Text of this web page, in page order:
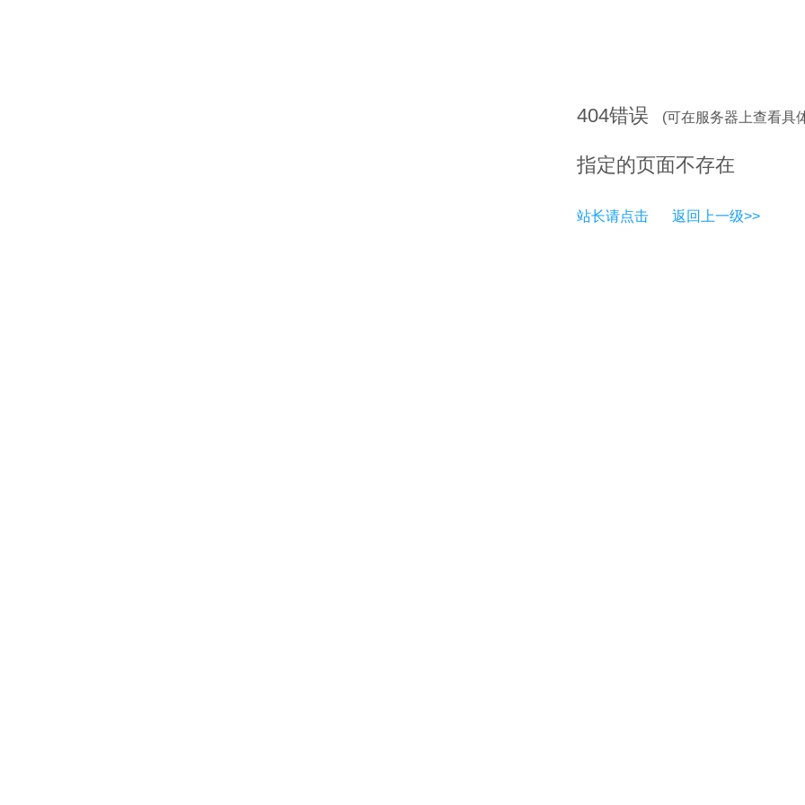
404错误 (可在服务器上查看具
指定的页面不存在
站长请点击 返回上一级>>